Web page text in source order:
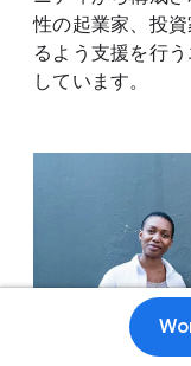
性の起業家、投
るよう支援を行
しています。